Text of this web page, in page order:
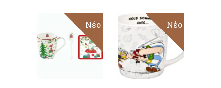
Sale
Νέο
ΠΡΟΣΘΉΚΗ
ΣΤΟ
ΚΑΛΆΘΙ
Sale
Νέο
ΠΡΟΣΘΉΚΗ
ΣΤΟ
ΚΑΛΆΘΙ